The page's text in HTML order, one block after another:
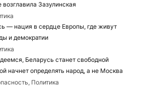
Зазулинская
— нация в сердце Европы, где живут
и демократии
Беларусь станет свободной
начнет определять народ, а не Москва
Политика